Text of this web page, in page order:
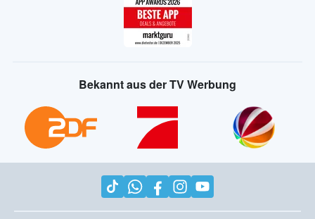
Bekannt aus der TV Werbung